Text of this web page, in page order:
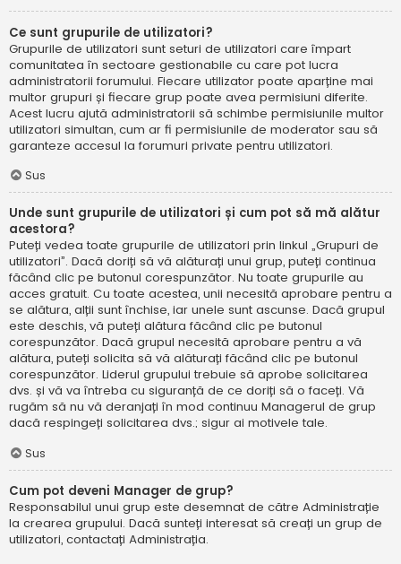
Ce sunt grupurile de utilizatori?
Grupurile de utilizatori sunt seturi de utilizatori care împart
comunitatea în sectoare gestionabile cu care pot lucra
administratorii forumului. Fiecare utilizator poate aparține mai
multor grupuri și fiecare grup poate avea permisiuni diferite.
Acest lucru ajută administratorii să schimbe permisiunile multor
utilizatori simultan, cum ar fi permisiunile de moderator sau să
garanteze accesul la forumuri private pentru utilizatori.
Sus
Unde sunt grupurile de utilizatori și cum pot să mă alătur
acestora?
Puteți vedea toate grupurile de utilizatori prin linkul „Grupuri de
utilizatori”. Dacă doriți să vă alăturați unui grup, puteți continua
făcând clic pe butonul corespunzător. Nu toate grupurile au
acces gratuit. Cu toate acestea, unii necesită aprobare pentru a
se alătura, alții sunt închise, iar unele sunt ascunse. Dacă grupul
este deschis, vă puteți alătura făcând clic pe butonul
corespunzător. Dacă grupul necesită aprobare pentru a vă
alătura, puteți solicita să vă alăturați făcând clic pe butonul
corespunzător. Liderul grupului trebuie să aprobe solicitarea
dvs. și vă va întreba cu siguranță de ce doriți să o faceți. Vă
rugăm să nu vă deranjați în mod continuu Managerul de grup
dacă respingeți solicitarea dvs.; sigur ai motivele tale.
Sus
Cum pot deveni Manager de grup?
Responsabilul unui grup este desemnat de către Administrație
la crearea grupului. Dacă sunteți interesat să creați un grup de
utilizatori, contactați Administrația.